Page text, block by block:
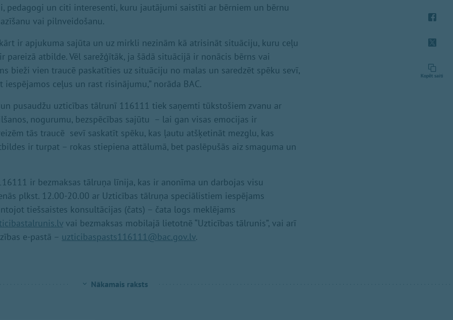
pedagogi un citi interesenti, kuru jautājumi saistīti ar bērniem un bērnu
vai pilnveidošanu.
ir apjukuma sajūta un uz mirkli nezinām kā atrisināt situāciju, kuru ceļu
pareizā atbilde. Vēl sarežģītāk, ja šādā situācijā ir nonācis bērns vai
bieži vien traucē paskatīties uz situāciju no malas un saredzēt spēku sevī,
iespējamos ceļus un rast risinājumu,” norāda BAC.
pusaudžu uzticības tālrunī 116111 tiek saņemti tūkstošiem zvanu ar
nogurumu, bezspēcības sajūtu – lai gan visas emocijas ir
tās traucē sevī saskatīt spēku, kas ļautu atšķetināt mezglu, kas
ir turpat – rokas stiepiena attālumā, bet paslēpušās aiz smaguma un
ir bezmaksas tālruņa līnija, kas ir anonīma un darbojas visu
plkst. 12.00-20.00 ar Uzticības tālruņa speciālistiem iespējams
tiešsaistes konsultācijas (čats) – čata logs meklējams
vai bezmaksas mobilajā lietotnē “Uzticības tālrunis”, vai arī
e-pastā – uzticibaspasts116111@bac.gov.lv.
Kopēt saiti
Nākamais raksts